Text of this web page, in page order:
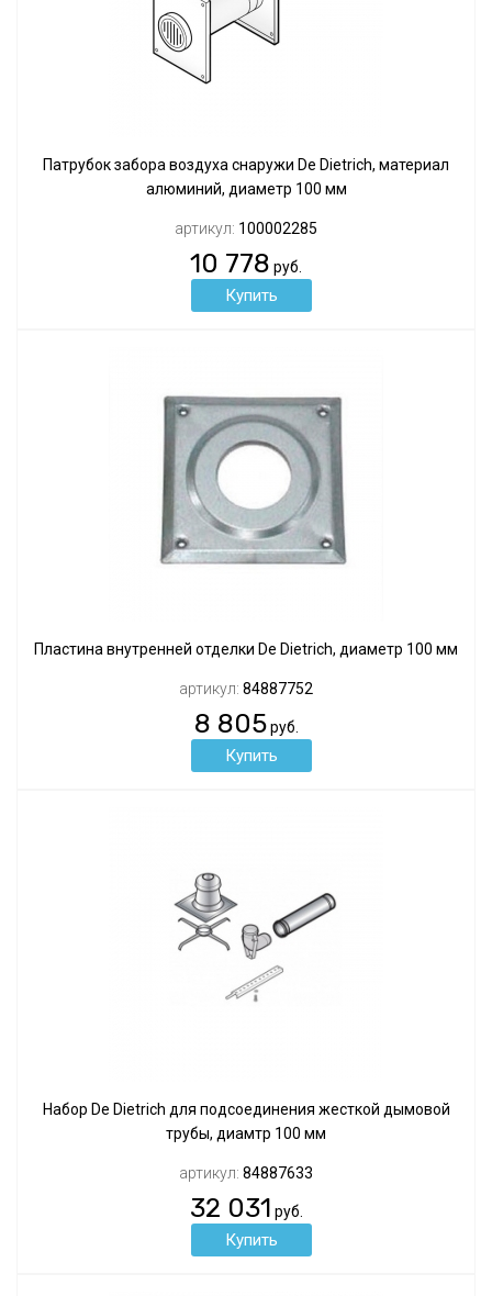
Патрубок забора воздуха снаружи De Dietrich, материал
алюминий, диаметр 100 мм
артикул: 100002285
10 778 руб.
Пластина внутренней отделки De Dietrich, диаметр 100 мм
артикул: 84887752
8 805руб.
Набор De Dietrich для подсоединения жесткой дымовой
трубы, диамтр 100 мм
артикул: 84887633
32 031 руб.